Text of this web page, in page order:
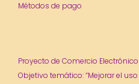
Métodos de pago
Proyecto de Comercio Electrónico
Objetivo temático: “Mejorar el